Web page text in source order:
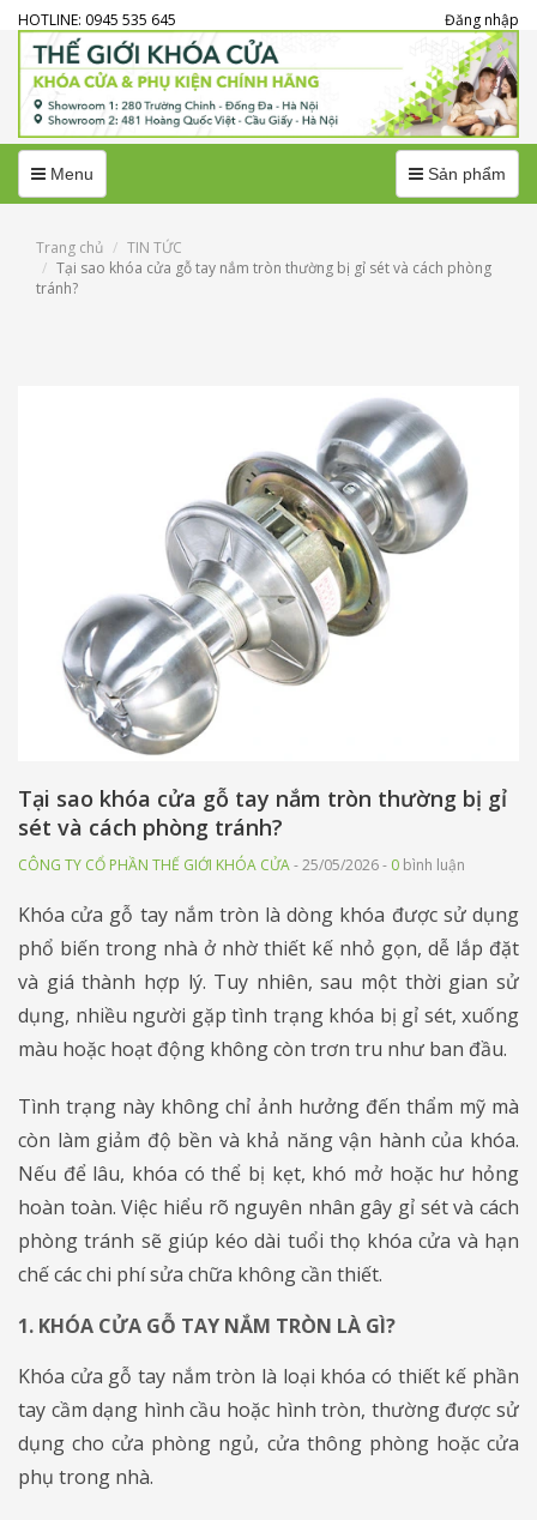
HOTLINE: 0945 535 645 Đăng nhập
MenuMenu MenuSản phẩm
Trang chủ
TIN TỨC
Tại sao khóa cửa gỗ tay nắm tròn thường bị gỉ sét và cách phòng
tránh?
Tại sao khóa cửa gỗ tay nắm tròn thường bị gỉ
sét và cách phòng tránh?
CÔNG TY CỔ PHẦN THẾ GIỚI KHÓA CỬA- 25/05/2026 - 0 bình luận
Khóa cửa gỗ tay nắm tròn là dòng khóa được sử dụng
phổ biến trong nhà ở nhờ thiết kế nhỏ gọn, dễ lắp đặt
và giá thành hợp lý. Tuy nhiên, sau một thời gian sử
dụng, nhiều người gặp tình trạng khóa bị gỉ sét, xuống
màu hoặc hoạt động không còn trơn tru như ban đầu.
Tình trạng này không chỉ ảnh hưởng đến thẩm mỹ mà
còn làm giảm độ bền và khả năng vận hành của khóa.
Nếu để lâu, khóa có thể bị kẹt, khó mở hoặc hư hỏng
hoàn toàn. Việc hiểu rõ nguyên nhân gây gỉ sét và cách
phòng tránh sẽ giúp kéo dài tuổi thọ khóa cửa và hạn
chế các chi phí sửa chữa không cần thiết.
1. KHÓA CỬA GỖ TAY NẮM TRÒN LÀ GÌ?
Khóa cửa gỗ tay nắm tròn là loại khóa có thiết kế phần
tay cầm dạng hình cầu hoặc hình tròn, thường được sử
dụng cho cửa phòng ngủ, cửa thông phòng hoặc cửa
phụ trong nhà.